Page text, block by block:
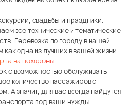
свадьбы и праздники.
все технические и тематические
Перевозка по городу в нашей
как одна из лучших в вашей жизни.
на похороны
с возможностью обслуживать
количество пассажиров с
А значит, для вас всегда найдутся
под ваши нужды.